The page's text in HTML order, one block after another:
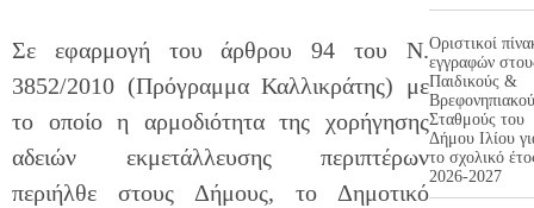
Σε εφαρμογή του άρθρου 94 του Ν.
3852/2010 (Πρόγραμμα Καλλικράτης) με
το οποίο η αρμοδιότητα της χορήγησης
αδειών εκμετάλλευσης περιπτέρων
περιήλθε στους Δήμους, το Δημοτικό
Οριστικοί
εγγραφών
Παιδικούς &
Σταθμούς του
Δήμου Ιλίου
το σχολικό
2026-2027